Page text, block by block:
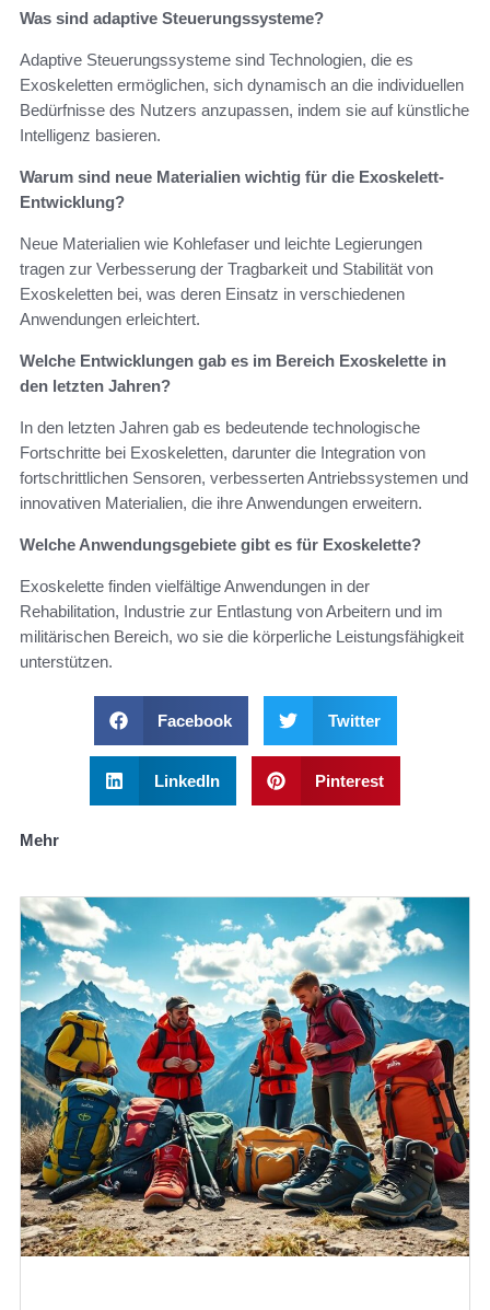
Was sind adaptive Steuerungssysteme?
Adaptive Steuerungssysteme sind Technologien, die es
Exoskeletten ermöglichen, sich dynamisch an die individuellen
Bedürfnisse des Nutzers anzupassen, indem sie auf künstliche
Intelligenz basieren.
Warum sind neue Materialien wichtig für die Exoskelett-
Entwicklung?
Neue Materialien wie Kohlefaser und leichte Legierungen
tragen zur Verbesserung der Tragbarkeit und Stabilität von
Exoskeletten bei, was deren Einsatz in verschiedenen
Anwendungen erleichtert.
Welche Entwicklungen gab es im Bereich Exoskelette in
den letzten Jahren?
In den letzten Jahren gab es bedeutende technologische
Fortschritte bei Exoskeletten, darunter die Integration von
fortschrittlichen Sensoren, verbesserten Antriebssystemen und
innovativen Materialien, die ihre Anwendungen erweitern.
Welche Anwendungsgebiete gibt es für Exoskelette?
Exoskelette finden vielfältige Anwendungen in der
Rehabilitation, Industrie zur Entlastung von Arbeitern und im
militärischen Bereich, wo sie die körperliche Leistungsfähigkeit
unterstützen.
Facebook Twitter
LinkedIn Pinterest
Mehr